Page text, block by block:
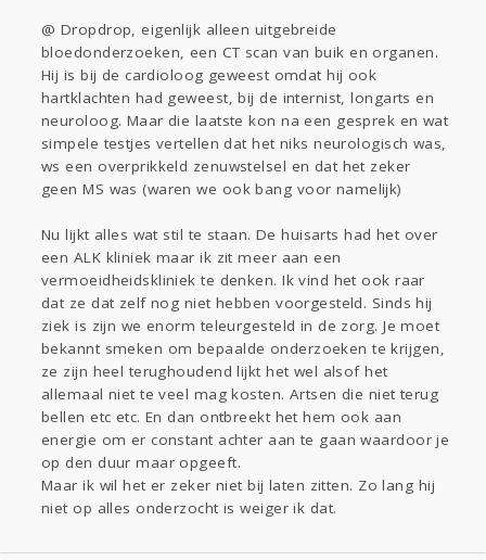
@ Dropdrop, eigenlijk alleen uitgebreide
bloedonderzoeken, een CT scan van buik en organen.
Hij is bij de cardioloog geweest omdat hij ook
hartklachten had geweest, bij de internist, longarts en
neuroloog. Maar die laatste kon na een gesprek en wat
simpele testjes vertellen dat het niks neurologisch was,
ws een overprikkeld zenuwstelsel en dat het zeker
geen MS was (waren we ook bang voor namelijk)
Nu lijkt alles wat stil te staan. De huisarts had het over
een ALK kliniek maar ik zit meer aan een
vermoeidheidskliniek te denken. Ik vind het ook raar
dat ze dat zelf nog niet hebben voorgesteld. Sinds hij
ziek is zijn we enorm teleurgesteld in de zorg. Je moet
bekannt smeken om bepaalde onderzoeken te krijgen,
ze zijn heel terughoudend lijkt het wel alsof het
allemaal niet te veel mag kosten. Artsen die niet terug
bellen etc etc. En dan ontbreekt het hem ook aan
energie om er constant achter aan te gaan waardoor je
op den duur maar opgeeft.
Maar ik wil het er zeker niet bij laten zitten. Zo lang hij
niet op alles onderzocht is weiger ik dat.